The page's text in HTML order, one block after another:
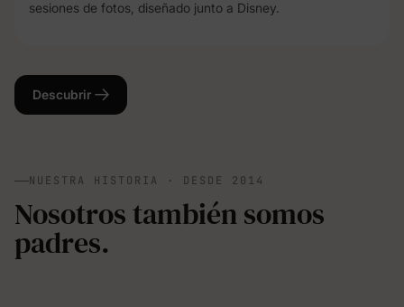
sesiones de fotos, diseñado junto a Disney.
Descubrir
NUESTRA HISTORIA · DESDE 2014
Nosotros también somos
padres.